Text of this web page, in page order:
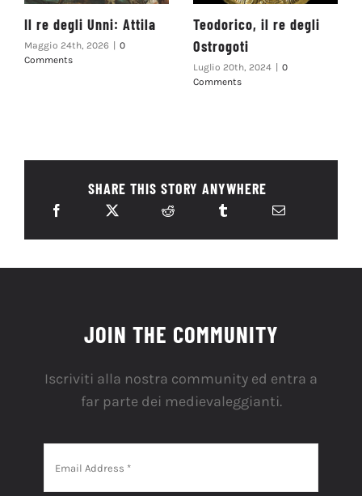
Il re degli Unni: Attila
Maggio 24th, 2026 | 0
Comments
Teodorico, il re degli
Ostrogoti
Luglio 20th, 2024 | 0
Comments
SHARE THIS STORY ANYWHERE
JOIN THE COMMUNITY
Iscriviti alla nostra community ed entra a
far parte dei medievaleggianti.